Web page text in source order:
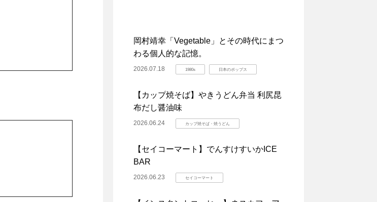
岡村靖幸「Vegetable」とその時代にまつ
わる個人的な記憶。
2026.07.18 1980s 日本のポップス
【カップ焼そば】やきうどん弁当 利尻昆
布だし醤油味
2026.06.24 カップ焼そば・焼うどん
【セイコーマート】でんすけすいかICE
BAR
2026.06.23 セイコーマート